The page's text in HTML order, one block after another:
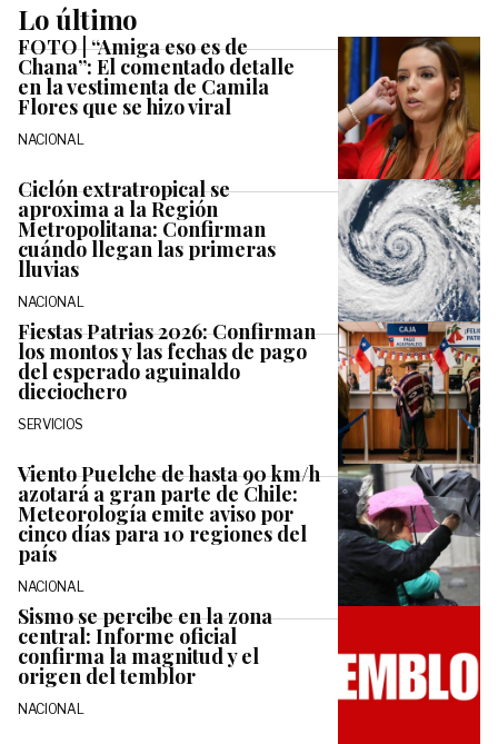
Lo último
FOTO | “Amiga eso es de
Chana”: El comentado detalle
en la vestimenta de Camila
Flores que se hizo viral
NACIONAL
Ciclón extratropical se
aproxima a la Región
Metropolitana: Confirman
cuándo llegan las primeras
lluvias
NACIONAL
Fiestas Patrias 2026: Confirman
los montos y las fechas de pago
del esperado aguinaldo
dieciochero
SERVICIOS
Viento Puelche de hasta 90 km/h
azotará a gran parte de Chile:
Meteorología emite aviso por
cinco días para 10 regiones del
país
NACIONAL
Sismo se percibe en la zona
central: Informe oficial
confirma la magnitud y el
origen del temblor
NACIONAL